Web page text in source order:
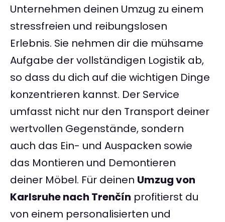
Unternehmen deinen Umzug zu einem
stressfreien und reibungslosen
Erlebnis. Sie nehmen dir die mühsame
Aufgabe der vollständigen Logistik ab,
so dass du dich auf die wichtigen Dinge
konzentrieren kannst. Der Service
umfasst nicht nur den Transport deiner
wertvollen Gegenstände, sondern
auch das Ein- und Auspacken sowie
das Montieren und Demontieren
deiner Möbel. Für deinen Umzug von
Karlsruhe nach Trenčín profitierst du
von einem personalisierten und